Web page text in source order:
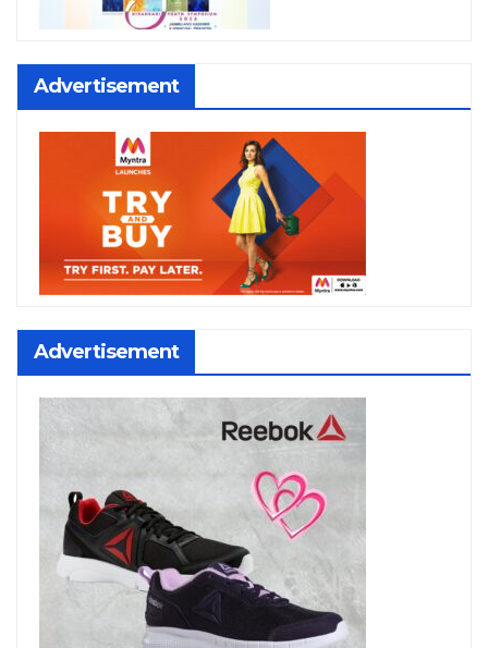
Advertisement
Advertisement